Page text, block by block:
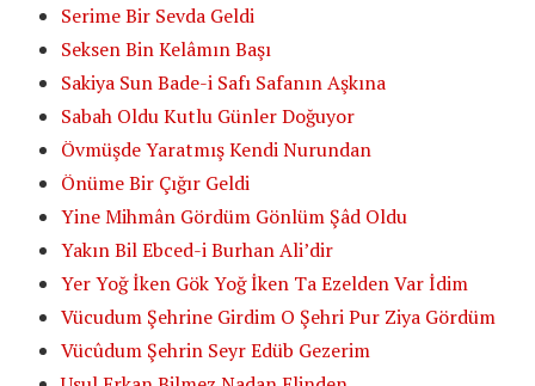
Serime Bir Sevda Geldi
Seksen Bin Kelâmın Başı
Sakiya Sun Bade-i Safı Safanın Aşkına
Sabah Oldu Kutlu Günler Doğuyor
Övmüşde Yaratmış Kendi Nurundan
Önüme Bir Çığır Geldi
Yine Mihmân Gördüm Gönlüm Şâd Oldu
Yakın Bil Ebced-i Burhan Ali’dir
Yer Yoğ İken Gök Yoğ İken Ta Ezelden Var İdim
Vücudum Şehrine Girdim O Şehri Pur Ziya Gördüm
Vücûdum Şehrin Seyr Edüb Gezerim